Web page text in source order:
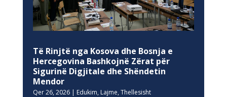
Të Rinjtë nga Kosova dhe Bosnja e
Hercegovina Bashkojnë Zërat për
Sigurinë Digjitale dhe Shëndetin
Mendor
Qer 26, 2026| Edukim, Lajme, Thellesisht